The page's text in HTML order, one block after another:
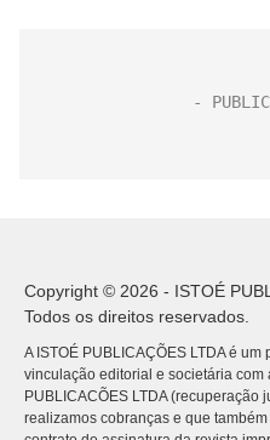
Copyright © 2026 - ISTOÉ
Todos os direitos reservados.
A ISTOÉ PUBLICAÇÕES LTDA é
vinculação editorial e societária com
PUBLICACÕES LTDA
realizamos cobranças e que